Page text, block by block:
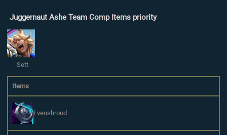
Juggernaut Ashe Team Comp Items priority
Sett
Items
Evenshroud